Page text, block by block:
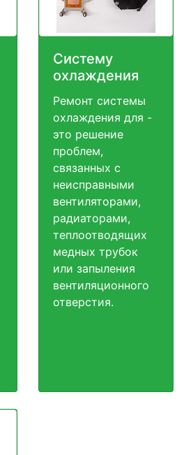
Систему
охлаждения
Ремонт системы
охлаждения для -
это решение
проблем,
связанных с
неисправными
вентиляторами,
радиаторами,
теплоотводящих
медных трубок
или запыления
вентиляционного
отверстия.